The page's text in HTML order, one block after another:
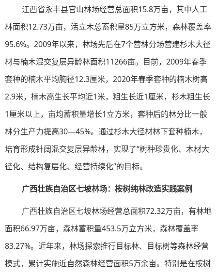
江西省永丰县官山林场经营总面积15.8万亩，其中人工
林面积12.73万亩，活立木总蓄积量85万立方米，森林覆盖率
95.6%。2009年以来，林场先后在7个营林分场营建杉木大径
材与楠木混交复层异龄林面积11266亩。目前，2009年春季
套种的楠木平均胸径12.3厘米，2020年春季套种的楠木树高
2.9米，楠木高生长平均近1米，粗生长近1厘米，杉木粗生长
1厘米以上，亩均蓄积量增长1立方米，套种后的林分比一般
林分生产力提高30—45%。通过杉木大径材林下套种楠木，
培育形成针阔混交复层异龄林，实现了“树种珍贵化、木材大
径化、结构复层化、经营持续化”的目标。
广西壮族自治区七坡林场：桉树纯林改造实践案例
广西壮族自治区七坡林场经营总面积72.32万亩，有林地
面积66.97万亩，森林蓄积量453.5万立方米，森林覆盖率
83.27%。近年来，林场探索推行目标林、目标树等森林经营
模式，累计实施近自然森林经营面积5万余亩。特别是在桉树